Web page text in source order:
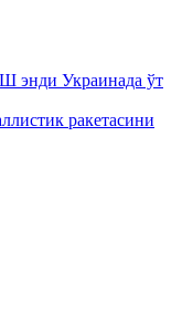
энди Украинада ўт
ракетасини